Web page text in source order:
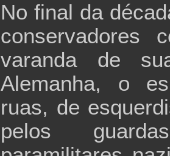
No final da
conservadores
varanda de
Alemanha, o
ruas, de
pelos